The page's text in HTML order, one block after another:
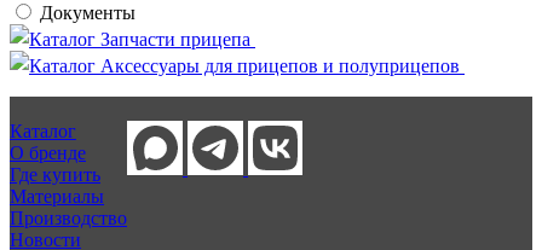
Документы
Каталог Запчасти прицепа
Каталог Аксессуары для прицепов и полуприцепов
Каталог
О бренде
Где купить
Материалы
Производство
Новости